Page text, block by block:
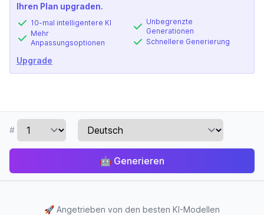
Ihren Plan upgraden.
10-mal intelligentere KI
Mehr
Anpassungsoptionen
Unbegrenzte
Generationen
Schnellere Generierung
Upgrade
#
🤖 Generieren
🚀 Angetrieben von den besten KI-Modellen